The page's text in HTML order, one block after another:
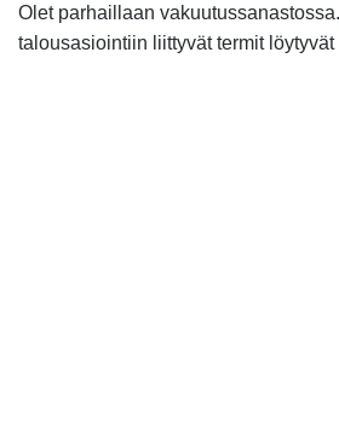
Olet parhaillaan
talousasiointiin liittyvät termit löytyvät